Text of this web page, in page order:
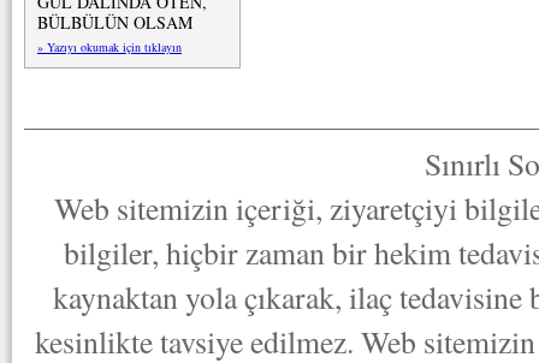
BÜLBÜLÜN OLSAM
» Yazıyı okumak için tıklayın
Sınırlı
Web sitemizin içeriği, ziyaretçiyi
bilgiler, hiçbir zaman bir hekim
kaynaktan yola çıkarak, ilaç
kesinlikte tavsiye edilmez. Web